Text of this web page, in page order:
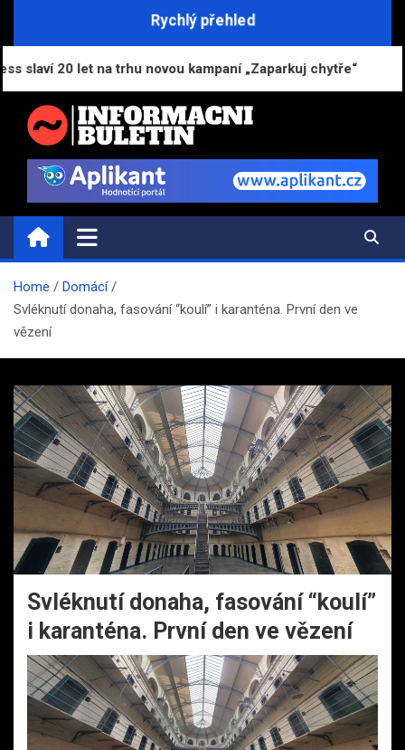
Rychlý přehled
na trhu novou kampaní „Zaparkuj chytře“
INFORMAČNÍ-BULETIN.CZ
Novinky a informace
Home
Domácí
Svléknutí donaha, fasování “koulí” i karanténa. První den ve
vězení
Svléknutí donaha, fasování “koulí”
i karanténa. První den ve vězení